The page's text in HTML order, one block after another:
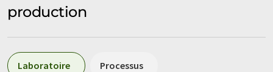
production
Laboratoire Processus